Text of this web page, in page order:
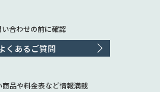
い合わせの前に確認
くあるご質問
商品や料金表など情報満載